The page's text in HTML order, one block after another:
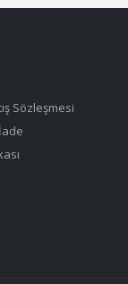
Sözleşmesi